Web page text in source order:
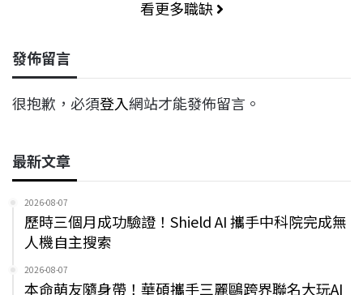
看更多職缺
發佈留言
很抱歉，必須登入網站才能發佈留言。
最新文章
2026-08-07
歷時三個月成功驗證！Shield AI 攜手中科院完成無
人機自主搜索
2026-08-07
本命萌友隨身帶！華碩攜手三麗鷗跨界聯名大玩AI